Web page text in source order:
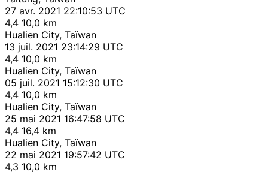
27 avr. 2021 22:10:53 UTC
4,4 10,0 km
Hualien City, Taïwan
13 juil. 2021 23:14:29 UTC
4,4 10,0 km
Hualien City, Taïwan
05 juil. 2021 15:12:30 UTC
4,4 10,0 km
Hualien City, Taïwan
25 mai 2021 16:47:58 UTC
4,4 16,4 km
Hualien City, Taïwan
22 mai 2021 19:57:42 UTC
4,3 10,0 km